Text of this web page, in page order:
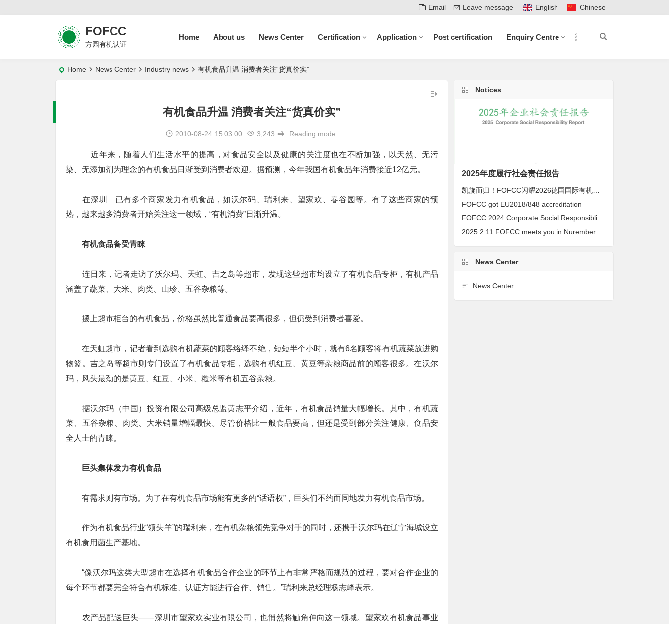
Email Leave message English Chinese
FOFCC
方园有机认证
Home About us News Center Certification Application Post certification Enquiry Centre
Home News Center Industry news 有机食品升温 消费者关注“货真价实”
有机食品升温 消费者关注“货真价实”
2010-08-24 15:03:00 3,243 Reading mode
近年来，随着人们生活水平的提高，对食品安全以及健康的关注度也在不断加强，以天然、无污
染、无添加剂为理念的有机食品日渐受到消费者欢迎。据预测，今年我国有机食品年消费接近12亿元。
在深圳，已有多个商家发力有机食品，如沃尔码、瑞利来、望家欢、春谷园等。有了这些商家的预
热，越来越多消费者开始关注这一领域，“有机消费”日渐升温。
有机食品备受青睐
连日来，记者走访了沃尔玛、天虹、吉之岛等超市，发现这些超市均设立了有机食品专柜，有机产品
涵盖了蔬菜、大米、肉类、山珍、五谷杂粮等。
摆上超市柜台的有机食品，价格虽然比普通食品要高很多，但仍受到消费者喜爱。
在天虹超市，记者看到选购有机蔬菜的顾客络绎不绝，短短半个小时，就有6名顾客将有机蔬菜放进购
物篮。吉之岛等超市则专门设置了有机食品专柜，选购有机红豆、黄豆等杂粮商品前的顾客很多。在沃尔
玛，风头最劲的是黄豆、红豆、小米、糙米等有机五谷杂粮。
据沃尔玛（中国）投资有限公司高级总监黄志平介绍，近年，有机食品销量大幅增长。其中，有机蔬
菜、五谷杂粮、肉类、大米销量增幅最快。尽管价格比一般食品要高，但还是受到部分关注健康、食品安
全人士的青睐。
巨头集体发力有机食品
有需求则有市场。为了在有机食品市场能有更多的“话语权”，巨头们不约而同地发力有机食品市场。
作为有机食品行业“领头羊”的瑞利来，在有机杂粮领先竞争对手的同时，还携手沃尔玛在辽宁海城设立
有机食用菌生产基地。
“像沃尔玛这类大型超市在选择有机食品合作企业的环节上有非常严格而规范的过程，要对合作企业的
每个环节都要完全符合有机标准、认证方能进行合作、销售。”瑞利来总经理杨志峰表示。
农产品配送巨头——深圳市望家欢实业有限公司，也悄然将触角伸向这一领域。望家欢有机食品事业
Notices
2025年度履行社会责任报告
FOFCC got EU2018/848 accreditation
News Center
News Center